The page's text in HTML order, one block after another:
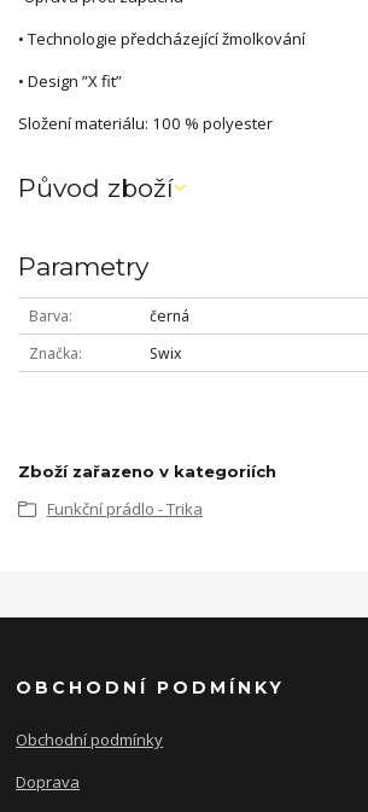
• Technologie předcházející žmolkování
• Design ”X fit”
Složení materiálu: 100 % polyester
Původ zboží
Parametry
Barva
černá
Značka
Swix
Zboží zařazeno v kategoriích
Funkční prádlo - Trika
OBCHODNÍ PODMÍNKY
Obchodní podmínky
Doprava